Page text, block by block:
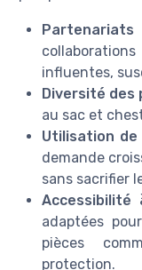
influentes,
Diversité des
au sac et
Utilisation
demande
sans sacrifier
Accessibilité
adaptées
pièces
protection.